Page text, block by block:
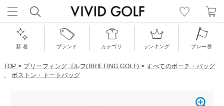
新 着 ブランド カテゴリ ランキング プレー券
TOP > ブリーフィングゴルフ(BRIEFING GOLF) > すべてのポーチ・バッグ
、 ボストン・トートバッグ